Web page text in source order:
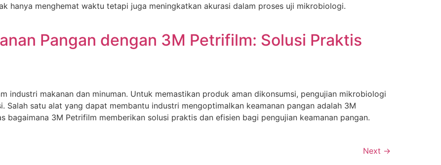
hanya menghemat waktu tetapi juga meningkatkan akurasi dalam proses uji mikrobiologi.
Pangan dengan 3M Petrifilm: Solusi Praktis
industri makanan dan minuman. Untuk memastikan produk aman dikonsumsi, pengujian mikrobiologi
Salah satu alat yang dapat membantu industri mengoptimalkan keamanan pangan adalah 3M
bagaimana 3M Petrifilm memberikan solusi praktis dan efisien bagi pengujian keamanan pangan.
Next →